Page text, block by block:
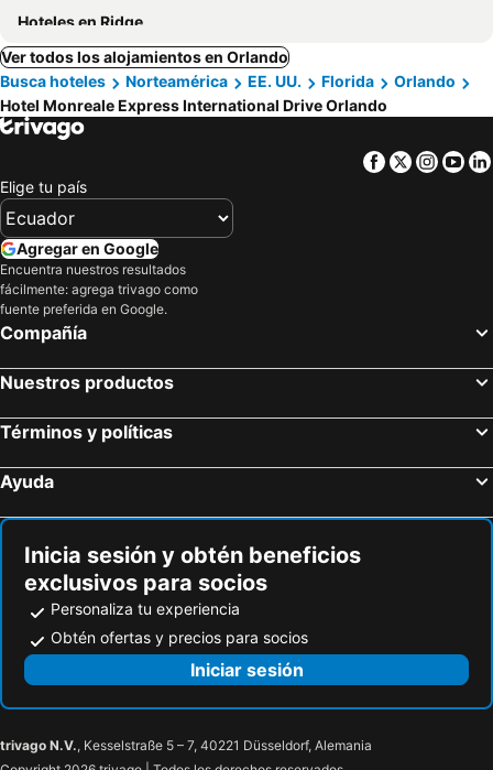
Hoteles en Ridge
Ver todos los alojamientos en Orlando
Busca hoteles
Norteamérica EE. UU. Florida
Orlando
Hotel Monreale Express International Drive Orlando
Facebook
Twitter
Elige tu país
Agregar en Google
Encuentra nuestros resultados
fácilmente: agrega trivago como
fuente preferida en Google.
Compañía
Nuestros productos
Términos y políticas
Ayuda
Inicia sesión y obtén beneficios
exclusivos para socios
Personaliza tu experiencia
Obtén ofertas y precios para socios
Iniciar sesión
trivago N.V., Kesselstraße 5 – 7, 40221 Düsseldorf, Alemania